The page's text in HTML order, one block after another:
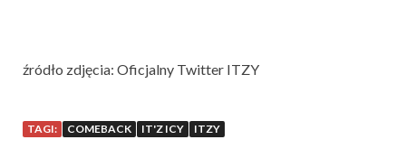
źródło zdjęcia: Oficjalny Twitter ITZY
TAGI: COMEBACK IT'Z ICY ITZY